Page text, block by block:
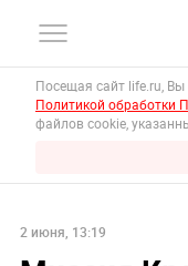
Посещая сайт life.ru,
Политикой обработки
файлов cookie,
2 июня, 13:19